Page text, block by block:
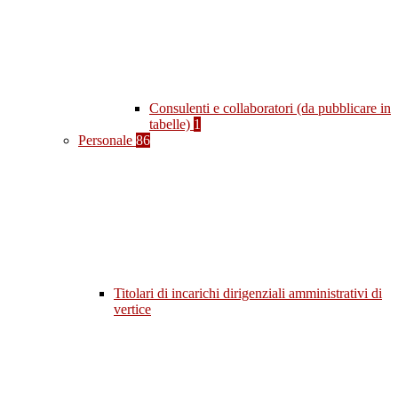
Consulenti e collaboratori (da pubblicare in
tabelle) 1
Personale 86
Titolari di incarichi dirigenziali amministrativi di
vertice